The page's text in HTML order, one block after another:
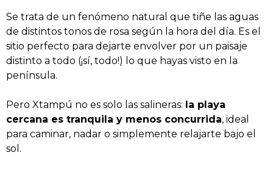
Se trata de un fenómeno natural que tiñe las aguas
de distintos tonos de rosa según la hora del día. Es el
sitio perfecto para dejarte envolver por un paisaje
distinto a todo (¡sí, todo!) lo que hayas visto en la
península.
Pero Xtampú no es solo las salineras: la playa
cercana es tranquila y menos concurrida, ideal
para caminar, nadar o simplemente relajarte bajo el
sol.